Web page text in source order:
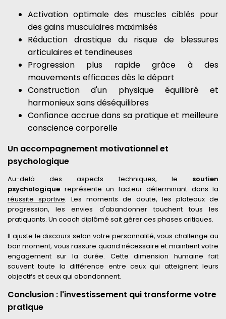
Activation optimale des muscles ciblés pour
des gains musculaires maximisés
Réduction drastique du risque de blessures
articulaires et tendineuses
Progression plus rapide grâce à des
mouvements efficaces dès le départ
Construction d'un physique équilibré et
harmonieux sans déséquilibres
Confiance accrue dans sa pratique et meilleure
conscience corporelle
Un accompagnement motivationnel et
psychologique
Au-delà des aspects techniques, le soutien
psychologique représente un facteur déterminant dans la
réussite sportive. Les moments de doute, les plateaux de
progression, les envies d'abandonner touchent tous les
pratiquants. Un coach diplômé sait gérer ces phases critiques.
Il ajuste le discours selon votre personnalité, vous challenge au
bon moment, vous rassure quand nécessaire et maintient votre
engagement sur la durée. Cette dimension humaine fait
souvent toute la différence entre ceux qui atteignent leurs
objectifs et ceux qui abandonnent.
Conclusion : l'investissement qui transforme votre
pratique